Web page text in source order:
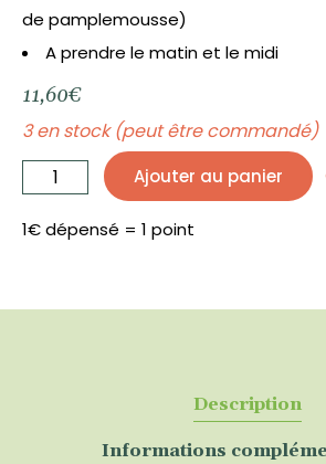
de pamplemousse)
A prendre le matin et le midi
11,60€
3 en stock (peut être commandé)
de
Extrait
pépins
de
Bio
50
Ajouter au panier
1€ dépensé = 1 point
Description
Informations